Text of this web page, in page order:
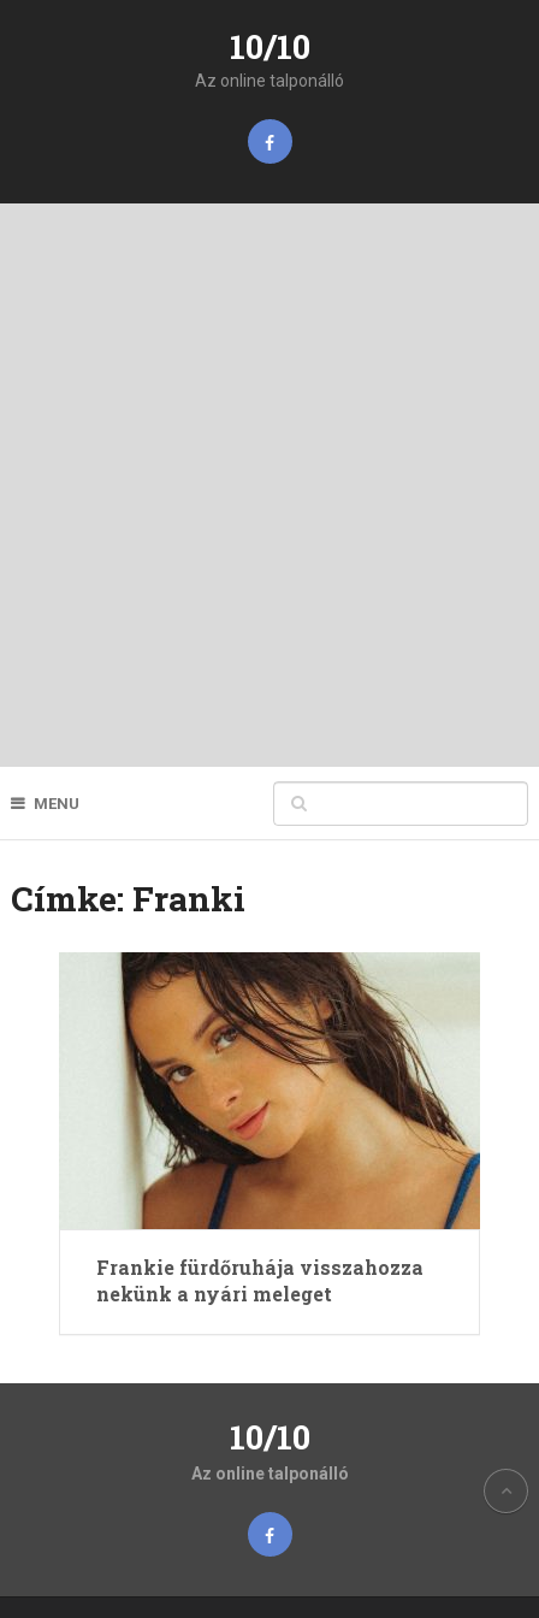
10/10
Az online talponálló
MENU
Címke: Franki
Frankie fürdőruhája visszahozza
nekünk a nyári meleget
10/10
Az online talponálló